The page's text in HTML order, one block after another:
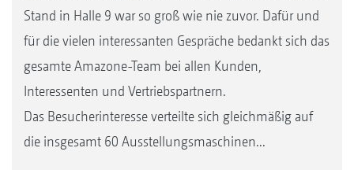
Stand in Halle 9 war so groß wie nie zuvor. Dafür und
für die vielen interessanten Gespräche bedankt sich das
gesamte Amazone-Team bei allen Kunden,
Interessenten und Vertriebspartnern.
Das Besucherinteresse verteilte sich gleichmäßig auf
die insgesamt 60 Ausstellungsmaschinen...